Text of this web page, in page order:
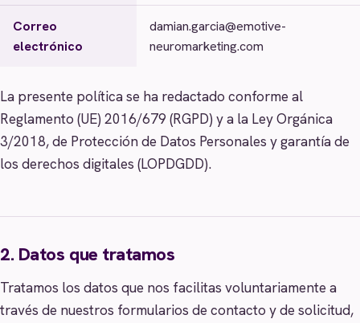
Correo
electrónico
damian.garcia@emotive-
neuromarketing.com
La presente política se ha redactado conforme al
Reglamento (UE) 2016/679 (RGPD) y a la Ley Orgánica
3/2018, de Protección de Datos Personales y garantía de
los derechos digitales (LOPDGDD).
2. Datos que tratamos
Tratamos los datos que nos facilitas voluntariamente a
través de nuestros formularios de contacto y de solicitud,